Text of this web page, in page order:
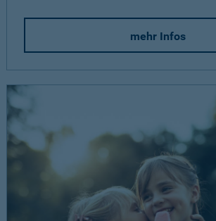
mehr Infos